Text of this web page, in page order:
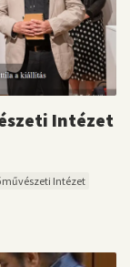
Intézet
Intézet